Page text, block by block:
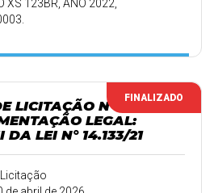
XS 123BR, ANO 2022,
FINALIZADO
LICITAÇÃO Nº
LEGAL:
LEI N° 14.133/21